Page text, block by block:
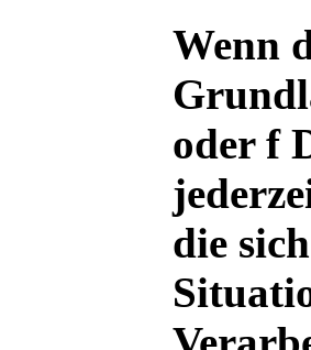
Wenn
oder f
die